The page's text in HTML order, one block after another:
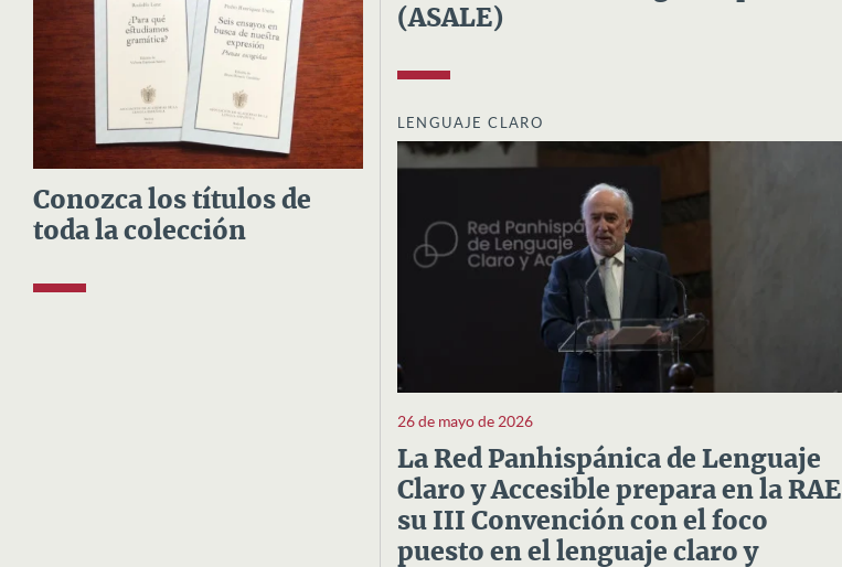
Conozca los títulos de
toda la colección
(ASALE)
LENGUAJE CLARO
26 de mayo de 2026
La Red Panhispánica de Lenguaje
Claro y Accesible prepara en la RAE
su III Convención con el foco
puesto en el lenguaje claro y